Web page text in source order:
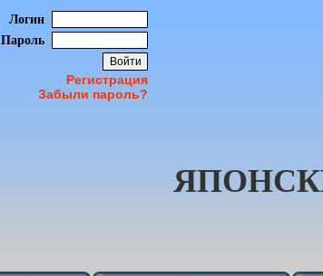
Логин
Пароль
Регистрация
Забыли пароль?